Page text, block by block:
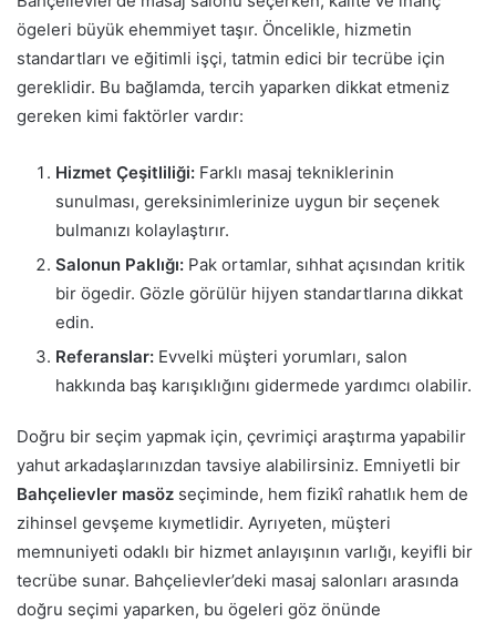
ögeleri büyük ehemmiyet taşır. Öncelikle, hizmetin
standartları ve eğitimli işçi, tatmin edici bir tecrübe için
gereklidir. Bu bağlamda, tercih yaparken dikkat etmeniz
gereken kimi faktörler vardır:
Hizmet Çeşitliliği: Farklı masaj tekniklerinin
sunulması, gereksinimlerinize uygun bir seçenek
bulmanızı kolaylaştırır.
Salonun Paklığı: Pak ortamlar, sıhhat açısından kritik
bir ögedir. Gözle görülür hijyen standartlarına dikkat
edin.
Referanslar: Evvelki müşteri yorumları, salon
hakkında baş karışıklığını gidermede yardımcı olabilir.
Doğru bir seçim yapmak için, çevrimiçi araştırma yapabilir
yahut arkadaşlarınızdan tavsiye alabilirsiniz. Emniyetli bir
Bahçelievler masöz seçiminde, hem fizikî rahatlık hem de
zihinsel gevşeme kıymetlidir. Ayrıyeten, müşteri
memnuniyeti odaklı bir hizmet anlayışının varlığı, keyifli bir
tecrübe sunar. Bahçelievler’deki masaj salonları arasında
doğru seçimi yaparken, bu ögeleri göz önünde